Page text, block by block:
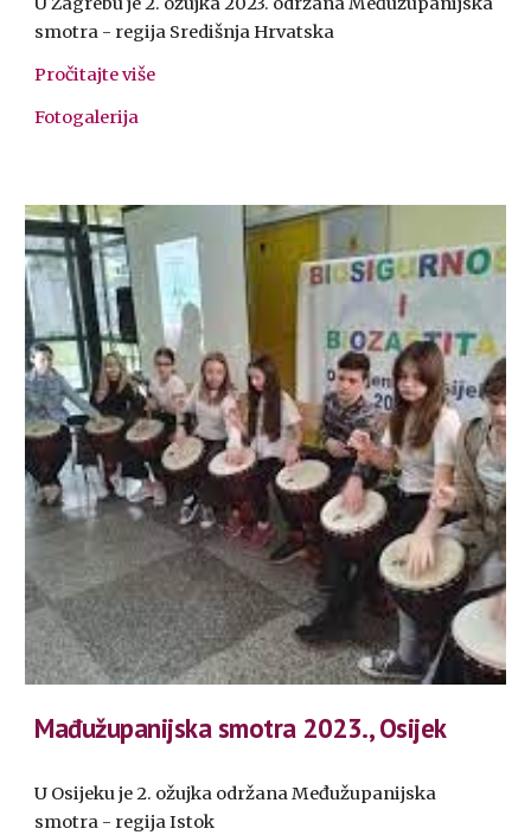
smotra - regija Središnja Hrvatska
Pročitajte više
Fotogalerija
Mađužupanijska smotra 2023., Osijek
U Osijeku je 2. ožujka održana Međužupanijska
smotra - regija Istok